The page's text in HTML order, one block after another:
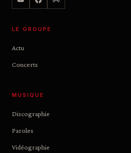
LE GROUPE
Actu
Concerts
MUSIQUE
Discographie
Paroles
Vidéographie